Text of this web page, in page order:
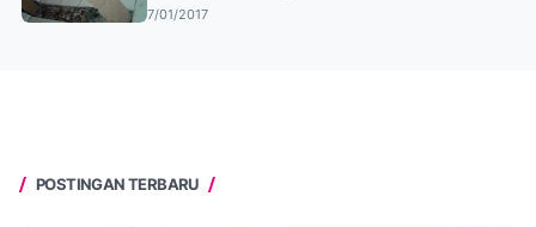
7/01/2017
POSTINGAN TERBARU